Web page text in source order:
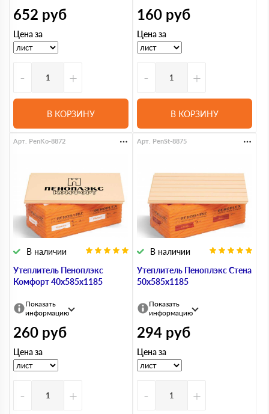
652 руб
Цена за
- +
В КОРЗИНУ
160 руб
Цена за
- +
В КОРЗИНУ
Утеплитель Пеноплэкс
Комфорт 40х585х1185
В наличии
Арт. PenKo-8872
Показать
информацию
260 руб
Цена за
- +
Утеплитель Пеноплэкс Стена
50х585х1185
В наличии
Арт. PenSt-8875
Показать
информацию
294 руб
Цена за
- +